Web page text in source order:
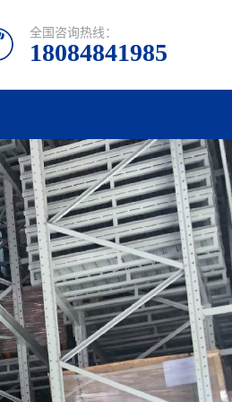
全国咨询热线：
18084841985